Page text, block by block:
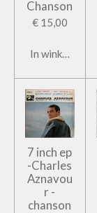
Chanson
€ 15,00
In winkelwagen
7 inch ep
-Charles
Aznavou
r -
chanson